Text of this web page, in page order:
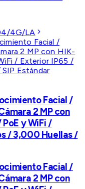
4G/LA
Facial /
2 MP con
y WiFi /
/ 3,000 Huellas /
Facial /
2 MP con